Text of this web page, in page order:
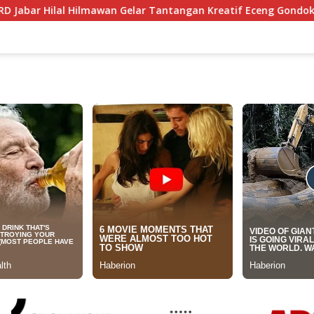
Tantangan Kreatif Eceng Gondok Waduk Bojongsari,